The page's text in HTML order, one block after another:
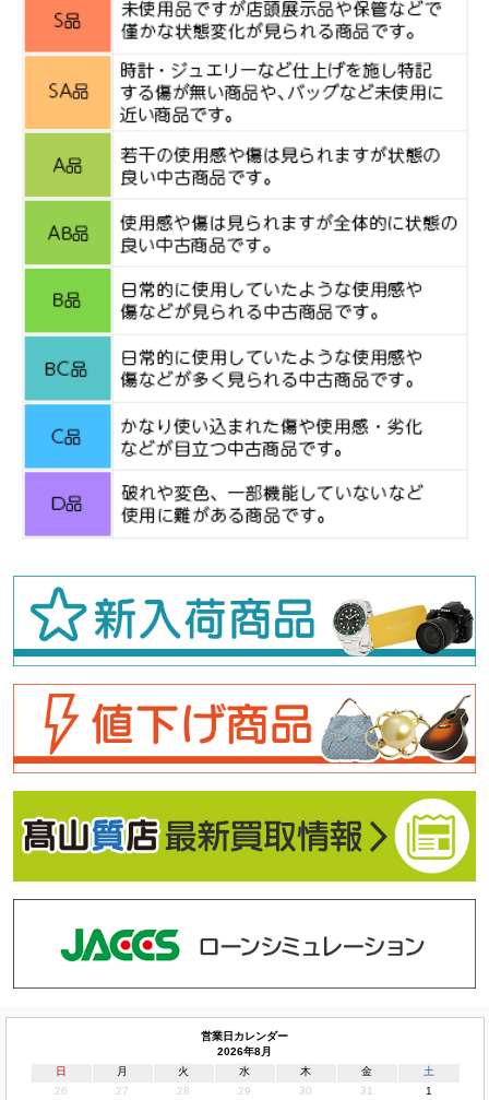
営業日カレンダー
2026年8月
日
月 火 水 木 金
土
26
27 28 29 30 31
1